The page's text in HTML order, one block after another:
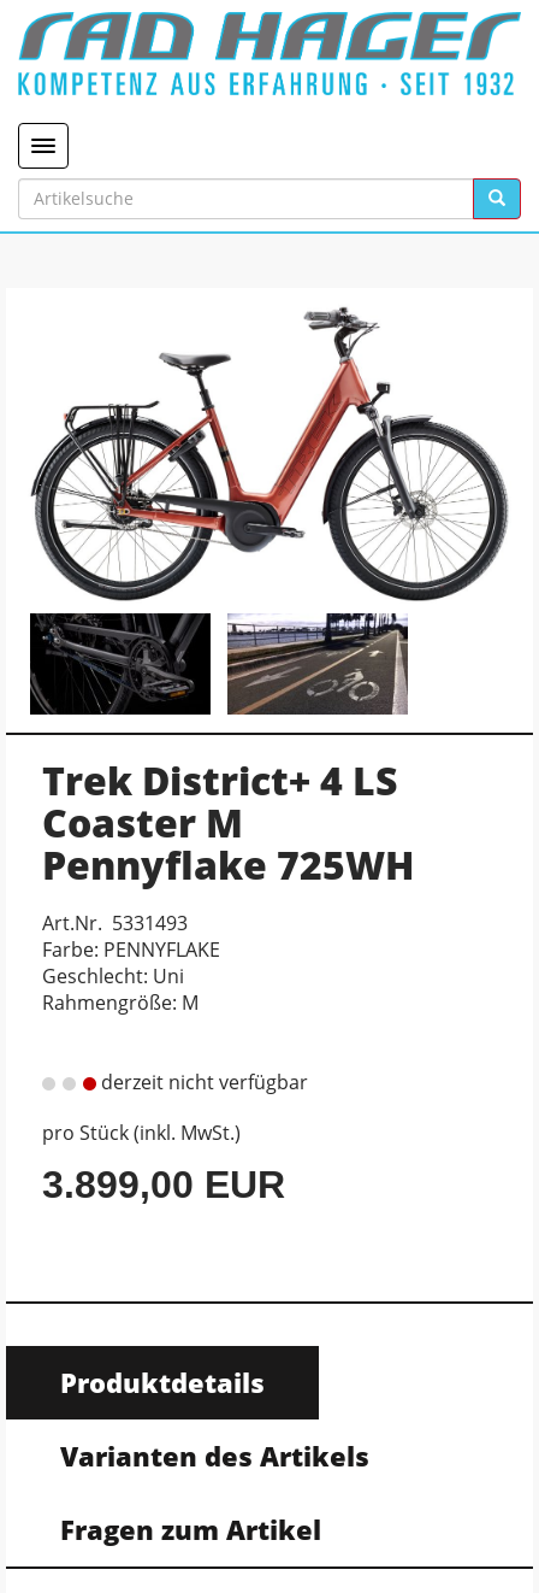
Toggle navigation
Trek District+ 4 LS
Coaster M
Pennyflake 725WH
Art.Nr. 5331493
Farbe: PENNYFLAKE
Geschlecht: Uni
Rahmengröße: M
derzeit nicht verfügbar
pro Stück (inkl. MwSt.)
3.899,00 EUR
Produktdetails
Varianten des Artikels
Fragen zum Artikel